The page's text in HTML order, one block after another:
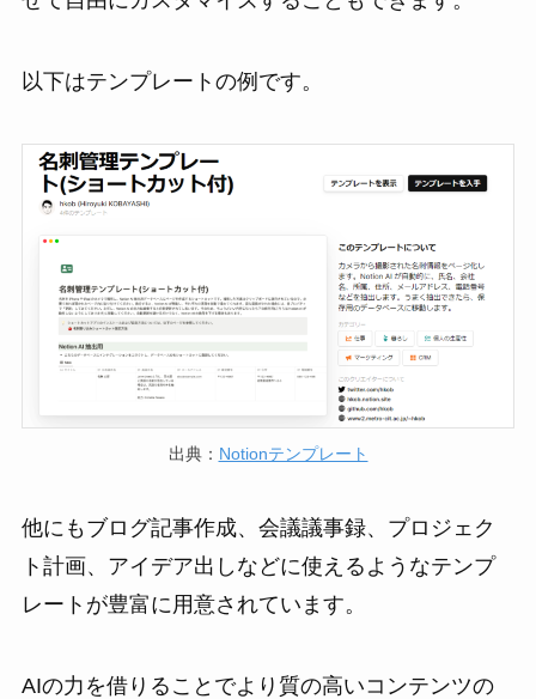
以下はテンプレートの例です。
出典： Notionテンプレート
他にもブログ記事作成、会議議事録、プロジェク
ト計画、アイデア出しなどに使えるようなテンプ
レートが豊富に用意されています。
AIの力を借りることでより質の高いコンテンツの